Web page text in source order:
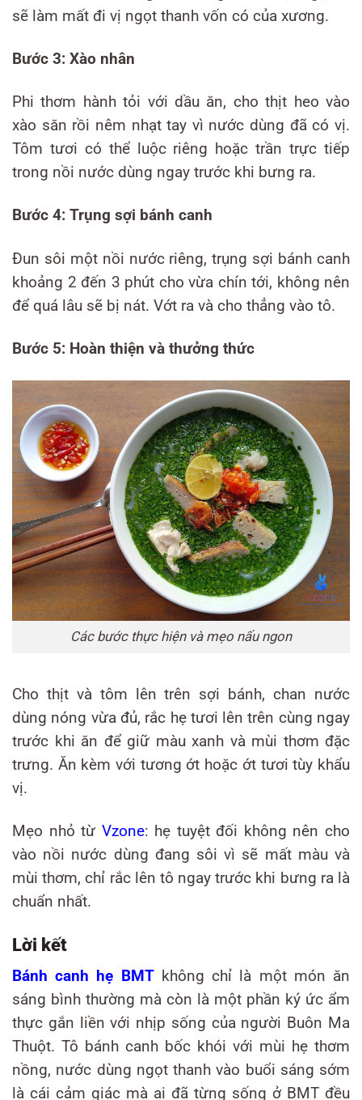
sẽ làm mất đi vị ngọt thanh vốn có của xương.
Bước 3: Xào nhân
Phi thơm hành tỏi với dầu ăn, cho thịt heo vào
xào săn rồi nêm nhạt tay vì nước dùng đã có vị.
Tôm tươi có thể luộc riêng hoặc trần trực tiếp
trong nồi nước dùng ngay trước khi bưng ra.
Bước 4: Trụng sợi bánh canh
Đun sôi một nồi nước riêng, trụng sợi bánh canh
khoảng 2 đến 3 phút cho vừa chín tới, không nên
để quá lâu sẽ bị nát. Vớt ra và cho thẳng vào tô.
Bước 5: Hoàn thiện và thưởng thức
Các bước thực hiện và mẹo nấu ngon
Cho thịt và tôm lên trên sợi bánh, chan nước
dùng nóng vừa đủ, rắc hẹ tươi lên trên cùng ngay
trước khi ăn để giữ màu xanh và mùi thơm đặc
trưng. Ăn kèm với tương ớt hoặc ớt tươi tùy khẩu
vị.
Mẹo nhỏ từ Vzone: hẹ tuyệt đối không nên cho
vào nồi nước dùng đang sôi vì sẽ mất màu và
mùi thơm, chỉ rắc lên tô ngay trước khi bưng ra là
chuẩn nhất.
Lời kết
Bánh canh hẹ BMTkhông chỉ là một món ăn
sáng bình thường mà còn là một phần ký ức ẩm
thực gắn liền với nhịp sống của người Buôn Ma
Thuột. Tô bánh canh bốc khói với mùi hẹ thơm
nồng, nước dùng ngọt thanh vào buổi sáng sớm
là cái cảm giác mà ai đã từng sống ở BMT đều